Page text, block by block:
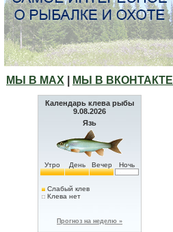
МЫ В МАХ МЫ В ВКОНТАКТЕ
Календарь клева рыбы
9.08.2026
Язь
Утро День Вечер Ночь
Слабый клев
Клева нет
Прогноз на неделю »